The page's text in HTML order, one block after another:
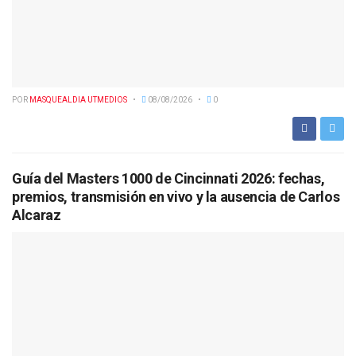
POR MASQUEALDIA UTMEDIOS 08/08/2026 0
Guía del Masters 1000 de Cincinnati 2026: fechas,
premios, transmisión en vivo y la ausencia de Carlos
Alcaraz